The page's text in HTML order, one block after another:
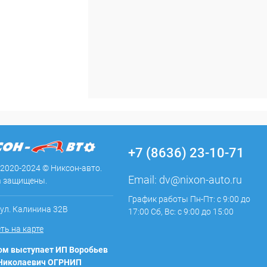
2024 © Никсон-авто.
защищены.
Калинина 32В
на карте
выступает ИП Воробьев
ОГРНИП
+7 (8636) 23-10-71
Email: dv@nixon-auto.ru
График работы Пн-Пт: с 9:00 до
17:00 Сб, Вс: с 9:00 до 15:00